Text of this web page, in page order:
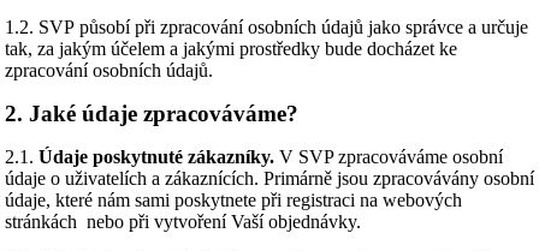
1.2. SVP působí při zpracování osobních údajů jako správce a určuje
tak, za jakým účelem a jakými prostředky bude docházet ke
zpracování osobních údajů.
2. Jaké údaje zpracováváme?
2.1. Údaje poskytnuté zákazníky.V SVP zpracováváme osobní
údaje o uživatelích a zákaznících. Primárně jsou zpracovávány osobní
údaje, které nám sami poskytnete při registraci na webových
stránkách nebo při vytvoření Vaší objednávky.